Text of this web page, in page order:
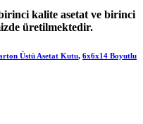
kalite asetat ve birinci
üretilmektedir.
Üstü Asetat Kutu, 6x6x14 Boyutlu